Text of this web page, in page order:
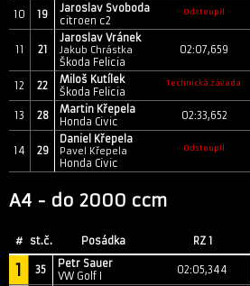
10 19
Jaroslav Svoboda
citroen c2
Odstoupil
11 21
Jaroslav Vránek
Jakub Chrástka
Škoda Felicia
02:07,659
12 22
Miloš Kutílek
Škoda Felicia
Technická závada
13 28
Martin Křepela
Honda Civic
02:33,652
14 29
Daniel Křepela
Pavel Křepela
Honda Civic
Odstoupil
A4 - do 2000 ccm
# st.č. Posádka RZ 1
1 35
Petr Sauer
VW Golf I
02:05,344